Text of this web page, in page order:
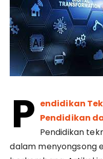
P endidikan
Pendidikan
Pendidikan
dalam menyongsong